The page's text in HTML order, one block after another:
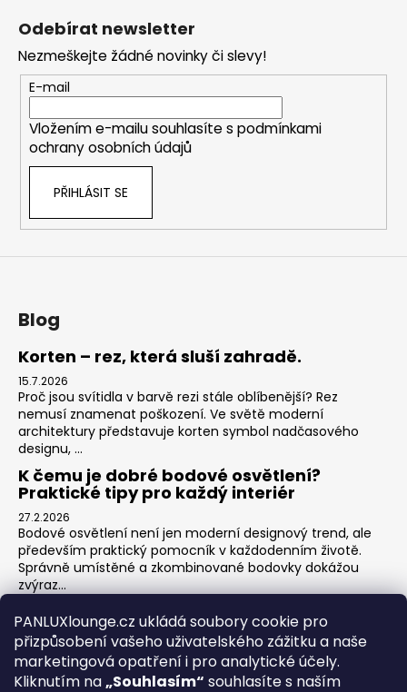
PANLUXlounge.cz ukládá soubory cookie pro
přizpůsobení vašeho uživatelského zážitku a naše
marketingová opatření i pro analytické účely.
Kliknutím na„Souhlasím“ souhlasíte s naším
Odebírat newsletter
Nezmeškejte žádné novinky či slevy!
E-mail
Vložením e-mailu souhlasíte s podmínkami
ochrany osobních údajů
PŘIHLÁSIT SE
Blog
Korten – rez, která sluší zahradě.
15.7.2026
Proč jsou svítidla v barvě rezi stále oblíbenější? Rez
nemusí znamenat poškození. Ve světě moderní
architektury představuje korten symbol nadčasového
designu, ...
K čemu je dobré bodové osvětlení?
Praktické tipy pro každý interiér
27.2.2026
Bodové osvětlení není jen moderní designový trend, ale
především praktický pomocník v každodenním životě.
Správně umístěné a zkombinované bodovky dokážou
zvýraz...
Jak na zónové osvětlení v obýváku?
3.2.2026
Obývací pokoj je srdcem domova – místo pro relaxaci,
sledování televize, hraní her s dětmi, posezení s přáteli i
klidné chvíle s knihou. Každá z těchto aktivit ...